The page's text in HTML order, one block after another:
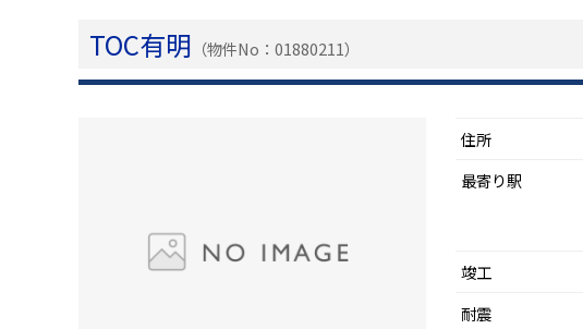
TOC有明 （物件No：01880211）
住所
最寄り駅
竣工
耐震